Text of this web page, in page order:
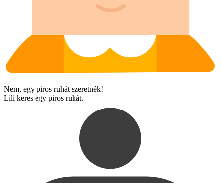
Nem, egy piros ruhát szeretnék!
Lili keres egy piros ruhát.